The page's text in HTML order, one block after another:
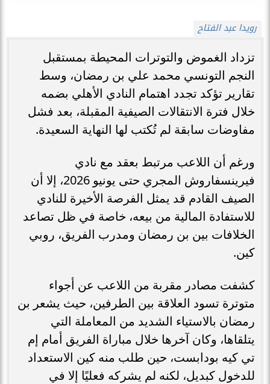
رويدا عبد الفتاح
تزداد الغموض والتوترات المحيطة بمستقبل
النجم التونسي محمد علي بن رمضان، وسط
تقارير تؤكد تجدد اهتمام النادي الأهلي بضمه
خلال فترة الانتقالات الصيفية المقبلة، بعد فشل
مفاوضات سابقة لم تُكتب لها النهاية السعيدة.
ورغم أن اللاعب مرتبط بعقد مع نادي
فيرينسفاروش المجري حتى يونيو 2026، إلا أن
الصيف القادم قد يمثل الفرصة الأخيرة للنادي
للاستفادة المالية من بيعه، خاصة في ظل تصاعد
الخلافات بين بن رمضان ومدرب الفريق، روبي
كين.
كشفت مصادر مقربة من اللاعب عن أجواء
متوترة تسود العلاقة بين الطرفين، حيث يشعر بن
رمضان بالاستياء الشديد من المعاملة التي
يتلقاها، وكان آخرها خلال مباراة الفريق أمام إم
تي كيه بودابست، حين طلب منه كين الاستعداد
للدخول كبديل، لكنه لم يشركه فعليًا إلا في